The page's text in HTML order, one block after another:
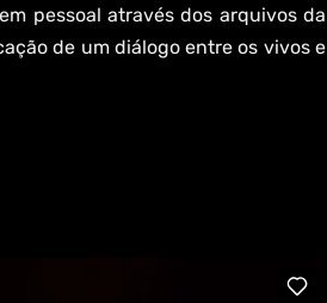
pessoal através dos arquivos da
de um diálogo entre os vivos e